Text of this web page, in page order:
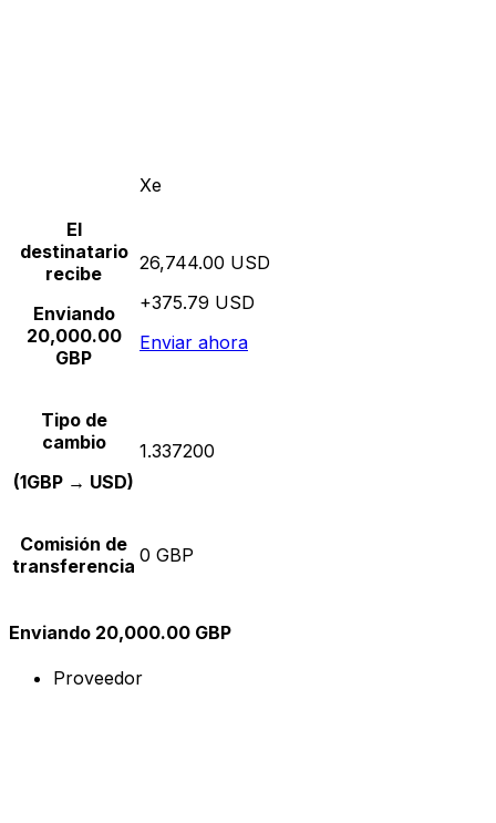
Xe
El
destinatario
recibe
Enviando
20,000.00
GBP
26,744.00 USD
+375.79 USD
Enviar ahora
Tipo de
cambio
(1GBP → USD)
1.337200
Comisión de
transferencia 0 GBP
Enviando 20,000.00 GBP
Proveedor